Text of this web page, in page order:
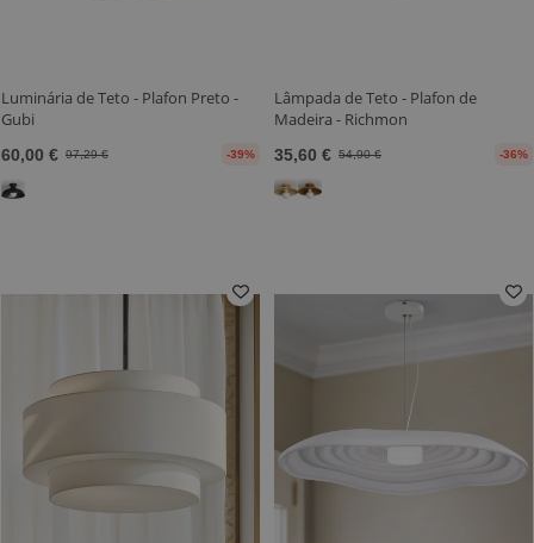
Luminária de Teto - Plafon Preto -
Gubi
60,00 € 97,29 € -39%
Lâmpada de Teto - Plafon de
Madeira - Richmon
35,60 € 54,90 € -36%